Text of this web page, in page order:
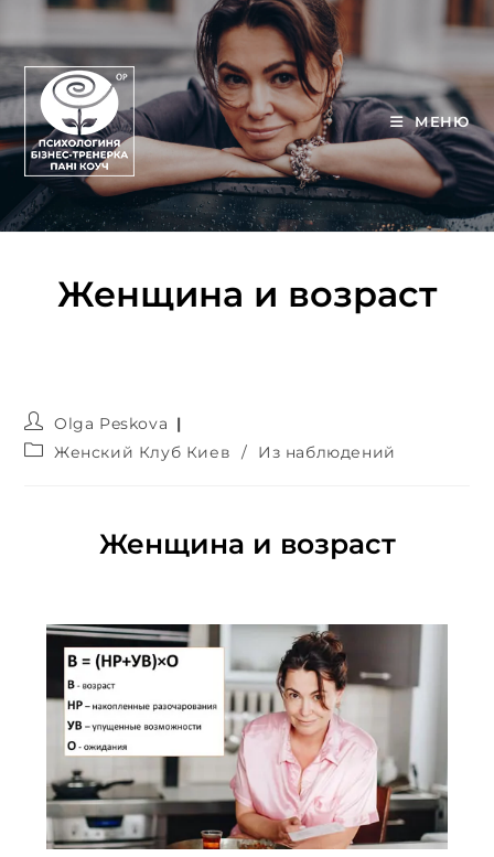
МЕНЮ
Женщина и возраст
Olga Peskova
Женский Клуб Киев
/ Из наблюдений
Женщина и возраст